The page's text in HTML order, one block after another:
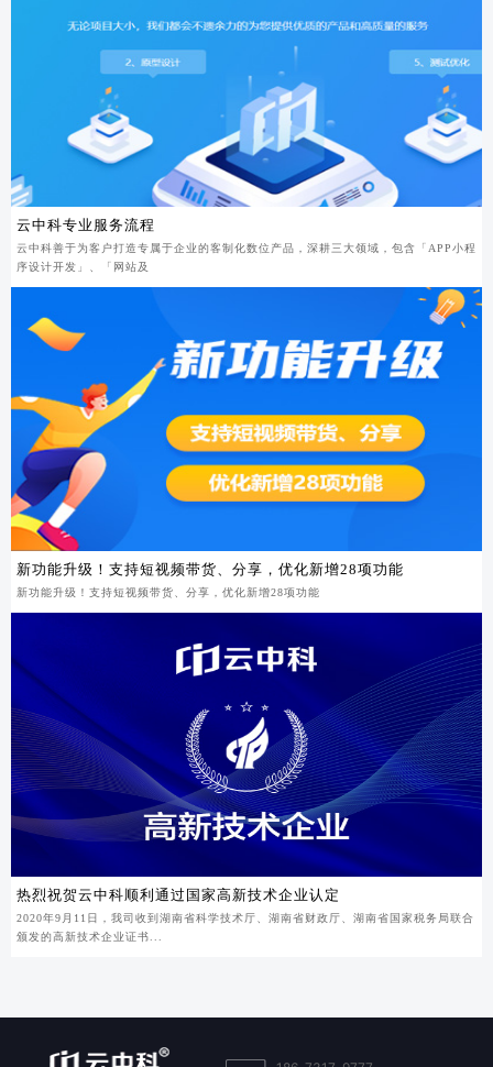
云中科专业服务流程
云中科善于为客户打造专属于企业的客制化数位产品，深耕三大领域，包含「APP小程
序设计开发」、「网站及
新功能升级！支持短视频带货、分享，优化新增28项功能
新功能升级！支持短视频带货、分享，优化新增28项功能
热烈祝贺云中科顺利通过国家高新技术企业认定
2020年9月11日，我司收到湖南省科学技术厅、湖南省财政厅、湖南省国家税务局联合
颁发的高新技术企业证书...